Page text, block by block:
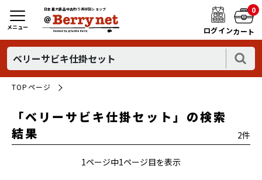
日本最大新品中古釣り具WEBショップ
ログイン
0
カート
メニュー
TOPページ
「ベリーサビキ仕掛セット」の検索
結果
2件
1ページ中1ページ目を表示